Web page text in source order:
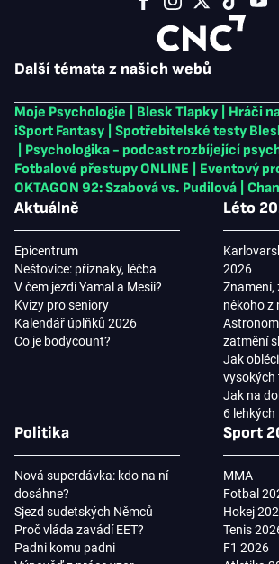
Další témata z našich webů
Moje Psychologie Blesk Tlapky Hráči
iSport Fantasy
Spotřebitelské testy
Psychologika - podcast rozbíjející
Fotbalové přestupy ONLINE
Eventový
OKTAGON 92: Szabová vs. Pudilová
Aktuálně
Epicentrum
Neštovice: příznaky, léčba
V čem jezdí Yamal a Mesii?
Kvízy pro seniory
Kalendář úplňků 2026
Co je bodycount?
Léto
2026
Znamení,
někoho z
zatmění
Jak
vysokých
Jak na
6
Politika
Nová superdávka: kdo na ní
dosáhne?
Sjezd sudetských Němců
Proč vláda zavádí EET?
Padni komu padni
Sport
MMA
Fotbal
Hokej
Tenis
F1 2026